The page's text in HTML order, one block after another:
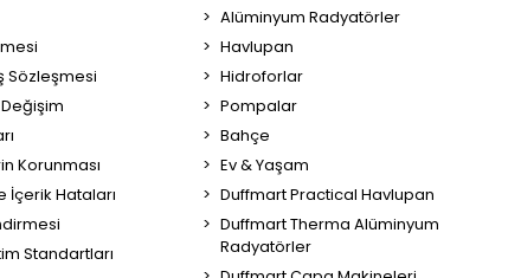
Sözleşmesi
Korunması
İçerik Hataları
Standartları
Alüminyum Radyatörler
Havlupan
Hidroforlar
Pompalar
Bahçe
Ev & Yaşam
Duffmart Practical Havlupan
Duffmart Therma Alüminyum
Radyatörler